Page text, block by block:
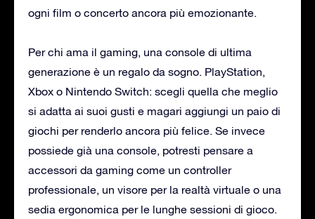
ogni film o concerto ancora più emozionante.
Per chi ama il gaming, una console di ultima
generazione è un regalo da sogno. PlayStation,
Xbox o Nintendo Switch: scegli quella che meglio
si adatta ai suoi gusti e magari aggiungi un paio di
giochi per renderlo ancora più felice. Se invece
possiede già una console, potresti pensare a
accessori da gaming come un controller
professionale, un visore per la realtà virtuale o una
sedia ergonomica per le lunghe sessioni di gioco.